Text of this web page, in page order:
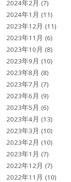
2024年2月 (7)
2024年1月 (11)
2023年12月 (11)
2023年11月 (6)
2023年10月 (8)
2023年9月 (10)
2023年8月 (8)
2023年7月 (7)
2023年6月 (9)
2023年5月 (6)
2023年4月 (13)
2023年3月 (10)
2023年2月 (10)
2023年1月 (7)
2022年12月 (7)
2022年11月 (10)